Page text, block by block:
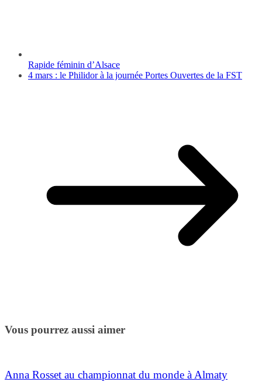
Rapide féminin d’Alsace
4 mars : le Philidor à la journée Portes Ouvertes de la FST
Vous pourrez aussi aimer
Anna Rosset au championnat du monde à Almaty